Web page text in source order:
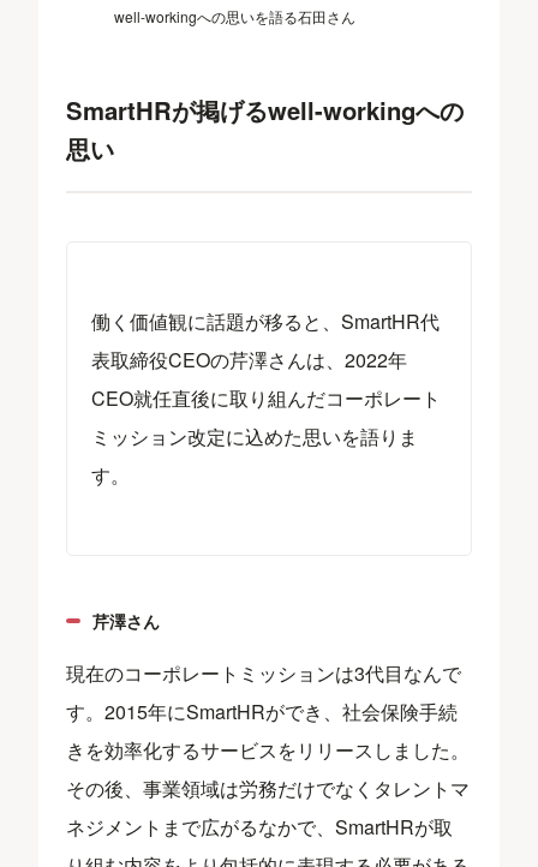
well-workingへの思いを語る石田さん
SmartHRが掲げるwell-workingへの
思い
働く価値観に話題が移ると、SmartHR代
表取締役CEOの芹澤さんは、2022年
CEO就任直後に取り組んだコーポレート
ミッション改定に込めた思いを語りま
す。
芹澤さん
現在のコーポレートミッションは3代目なんで
す。2015年にSmartHRができ、社会保険手続
きを効率化するサービスをリリースしました。
その後、事業領域は労務だけでなくタレントマ
ネジメントまで広がるなかで、SmartHRが取